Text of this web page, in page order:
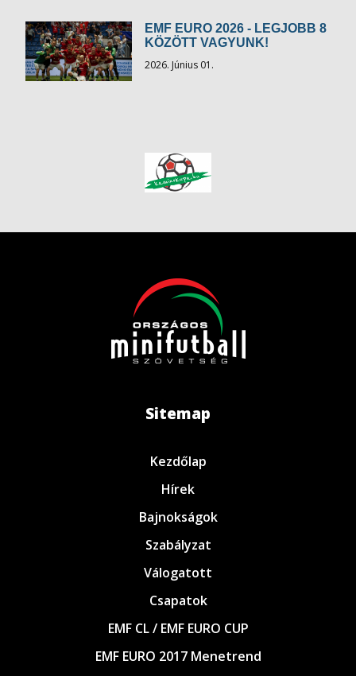
EMF EURO 2026 - LEGJOBB 8
KÖZÖTT VAGYUNK!
2026. Június 01.
Sitemap
Kezdőlap
Hírek
Bajnokságok
Szabályzat
Válogatott
Csapatok
EMF CL / EMF EURO CUP
EMF EURO 2017 Menetrend